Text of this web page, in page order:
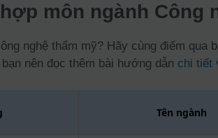
môn ngành Công
nghệ thẩm mỹ? Hãy cùng điểm
nên đọc thêm bài hướng dẫn chi tiết
Tên ngành